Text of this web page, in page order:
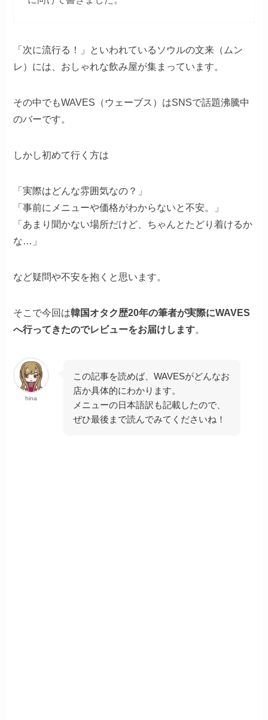
「次に流行る！」といわれているソウルの文来（ムン
レ）には、おしゃれな飲み屋が集まっています。
その中でもWAVES（ウェーブス）はSNSで話題沸騰中
のバーです。
しかし初めて行く方は
「実際はどんな雰囲気なの？」
「事前にメニューや価格がわからないと不安。」
「あまり聞かない場所だけど、ちゃんとたどり着けるか
な…」
など疑問や不安を抱くと思います。
そこで今回は韓国オタク歴20年の筆者が実際にWAVES
へ行ってきたのでレビューをお届けします。
hina
この記事を読めば、WAVESがどんなお
店か具体的にわかります。
メニューの日本語訳も記載したので、
ぜひ最後まで読んでみてくださいね！